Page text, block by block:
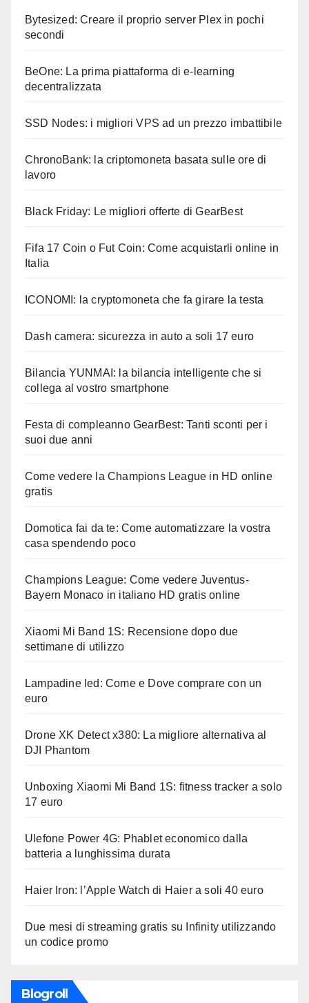
Bytesized: Creare il proprio server Plex in pochi
secondi
BeOne: La prima piattaforma di e-learning
decentralizzata
SSD Nodes: i migliori VPS ad un prezzo imbattibile
ChronoBank: la criptomoneta basata sulle ore di
lavoro
Black Friday: Le migliori offerte di GearBest
Fifa 17 Coin o Fut Coin: Come acquistarli online in
Italia
ICONOMI: la cryptomoneta che fa girare la testa
Dash camera: sicurezza in auto a soli 17 euro
Bilancia YUNMAI: la bilancia intelligente che si
collega al vostro smartphone
Festa di compleanno GearBest: Tanti sconti per i
suoi due anni
Come vedere la Champions League in HD online
gratis
Domotica fai da te: Come automatizzare la vostra
casa spendendo poco
Champions League: Come vedere Juventus-
Bayern Monaco in italiano HD gratis online
Xiaomi Mi Band 1S: Recensione dopo due
settimane di utilizzo
Lampadine led: Come e Dove comprare con un
euro
Drone XK Detect x380: La migliore alternativa al
DJI Phantom
Unboxing Xiaomi Mi Band 1S: fitness tracker a solo
17 euro
Ulefone Power 4G: Phablet economico dalla
batteria a lunghissima durata
Haier Iron: l’Apple Watch di Haier a soli 40 euro
Due mesi di streaming gratis su Infinity utilizzando
un codice promo
Blogroll